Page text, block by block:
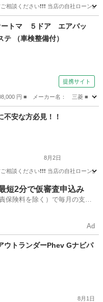
相談ください❗️❗️❗️ 当店の自社ロ
ートマ ５ドア エアバッ
（車検整備付）
提携サイト
円 ■ メーカー名： 三菱 ■
不安な方必見！！
8月2日
相談ください❗️❗️❗️ 当店の自社ロ
短2分で仮審査申込み
保険料を除く）で毎月の支払
Ad
ウトランダーPhev Gナビパ
8月1日